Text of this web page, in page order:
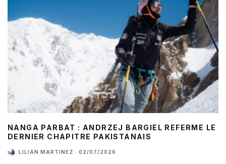
NANGA PARBAT : ANDRZEJ BARGIEL REFERME LE
DERNIER CHAPITRE PAKISTANAIS
LILIAN MARTINEZ · 02/07/2026